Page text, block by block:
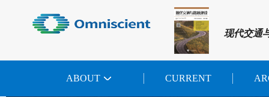
现代交通
ABOUT CURRENT